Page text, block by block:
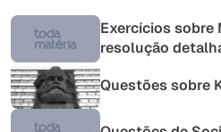
Exercícios sobre
resolução
Questões sobre